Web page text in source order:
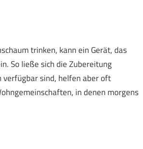
trinken, kann ein Gerät, das
So ließe sich die Zubereitung
verfügbar sind, helfen aber oft
in denen morgens